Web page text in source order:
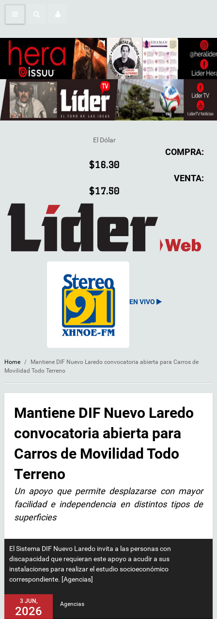
El Dólar
COMPRA:
$16.30
VENTA:
$17.50
EN VIVO
Home /
Mantiene DIF Nuevo Laredo convocatoria abierta para Carros de
Movilidad Todo Terreno
Mantiene DIF Nuevo Laredo
convocatoria abierta para
Carros de Movilidad Todo
Terreno
Un apoyo que permite desplazarse con mayor
facilidad e independencia en distintos tipos de
superficies
El Sistema DIF Nuevo Laredo invita a las personas con
discapacidad que requieran este apoyo a acudir a sus
instalaciones para realizar el estudio socioeconómico
correspondiente. [Agencias]
3 JUN,
2026
Agencias